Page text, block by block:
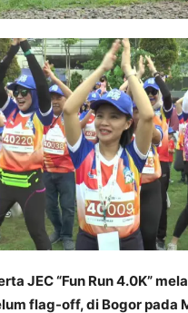
JEC “Fun Run 4.0K”
flag-off, di Bogor pada